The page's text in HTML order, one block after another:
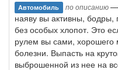
Автомобиль по описанию—
наяву вы активны, бодры,
без особых хлопот. Это
рулем вы сами, хорошего
болезни. Выпасть на
выброшенной из нее на